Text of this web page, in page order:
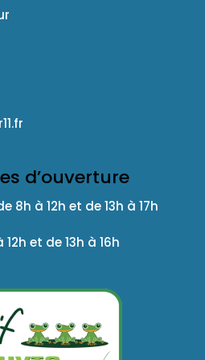
d’ouverture
8h à 12h et de 13h à 17h
et de 13h à 16h